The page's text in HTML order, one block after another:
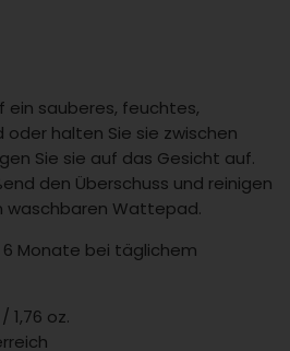
ein sauberes, feuchtes,
halten Sie sie zwischen
Sie sie auf das Gesicht auf.
den Überschuss und reinigen
waschbaren Wattepad.
6 Monate bei täglichem
1,76 oz.